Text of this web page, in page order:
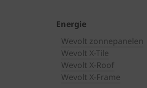
Energie
Wevolt zonnepanelen
Wevolt X-Tile
Wevolt X-Roof
Wevolt X-Frame